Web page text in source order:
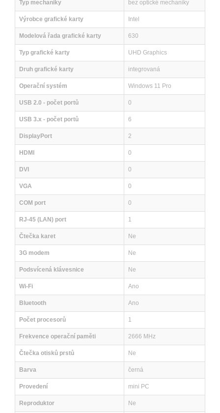
Typ mechaniky bez optické mechaniky
Výrobce grafické karty Intel
Modelová řada grafické karty 630
Typ grafické karty UHD Graphics
Druh grafické karty integrovaná
Operační systém Windows 11 Pro
USB 2.0 - počet portů 0
USB 3.x - počet portů 6
DisplayPort 2
HDMI 0
DVI 0
VGA 0
COM port 0
RJ-45 (LAN) port 1
Čtečka karet Ne
3G modem Ne
Podsvícená klávesnice Ne
Wi-Fi Ano
Bluetooth Ano
Počet procesorů 1
Frekvence operační paměti 2666 MHz
Čtečka otisků prstů Ne
Barva černá
Provedení mini PC
Reproduktor Ne